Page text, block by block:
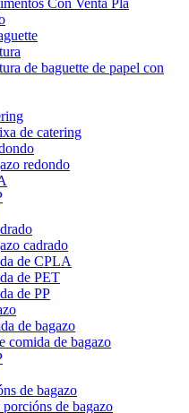
Con Ventá Pla
de baguette de papel con
de catering
redondo
cadrado
de CPLA
de PET
de PP
de bagazo
comida de bagazo
de bagazo
porcións de bagazo